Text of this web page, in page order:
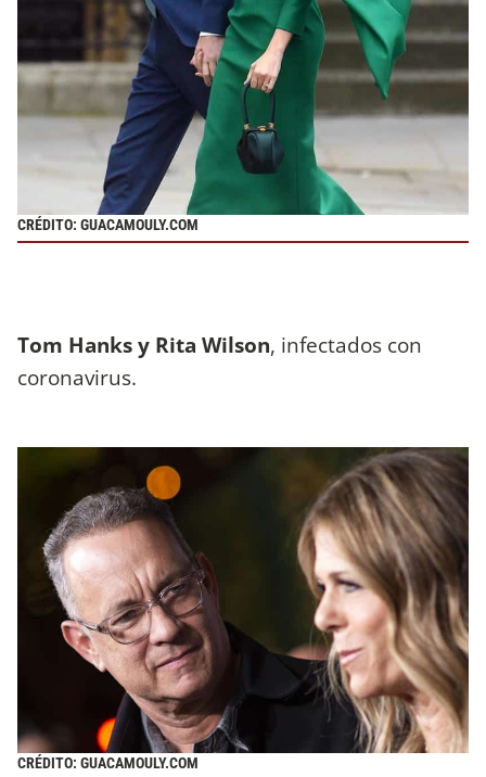
CRÉDITO: GUACAMOULY.COM
Tom Hanks y Rita Wilson, infectados con
coronavirus.
CRÉDITO: GUACAMOULY.COM